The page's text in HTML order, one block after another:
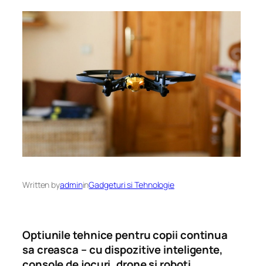
Written byadmininGadgeturi si Tehnologie
Optiunile tehnice pentru copii continua
sa creasca – cu dispozitive inteligente,